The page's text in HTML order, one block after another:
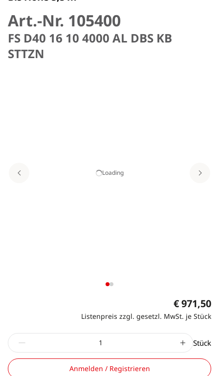
Art.-Nr. 105400
FS D40 16 10 4000 AL DBS KB
STTZN
Loading
€ 971,50
Listenpreis zzgl. gesetzl. MwSt. je Stück
Stück
Anmelden / Registrieren